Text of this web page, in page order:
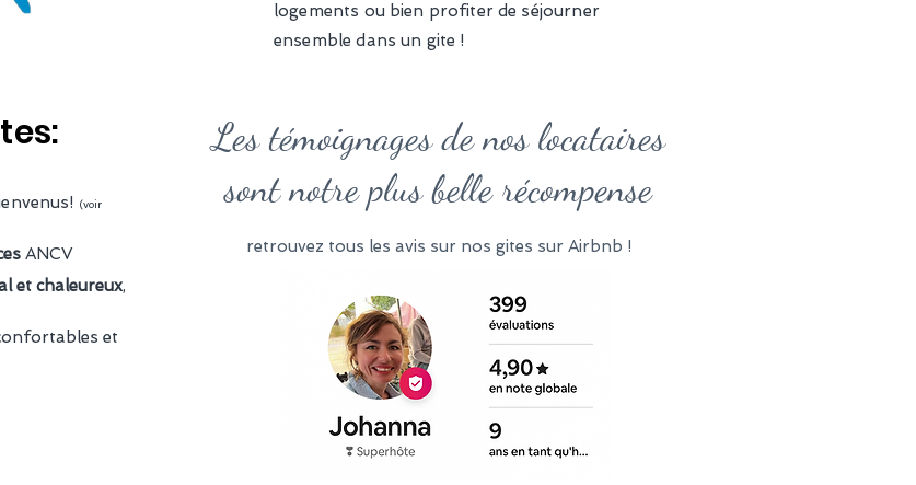
logements ou bien profiter de séjourner
ensemble dans un gite !
(voir
ANCV
et chaleureux,
et
Les témoignages de nos locataires
sont notre plus belle récompense
retrouvez tous les avis sur nos gites sur Airbnb !